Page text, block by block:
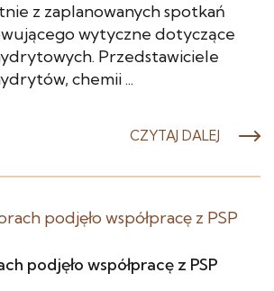
z zaplanowanych spotkań
wytyczne dotyczące
Przedstawiciele
chemii ...
CZYTAJ DALEJ
podjęło współpracę z PSP